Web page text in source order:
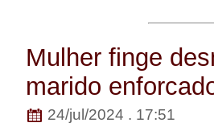
Mulher finge
marido
24/jul/2024 . 17:51